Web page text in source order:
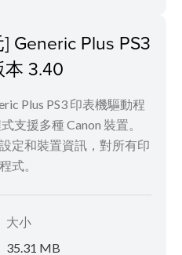
Generic Plus PS3
3.40
Plus PS3 印表機驅動程
支援多種 Canon 裝置。
定和裝置資訊，對所有印
式。
大小
35.31 MB